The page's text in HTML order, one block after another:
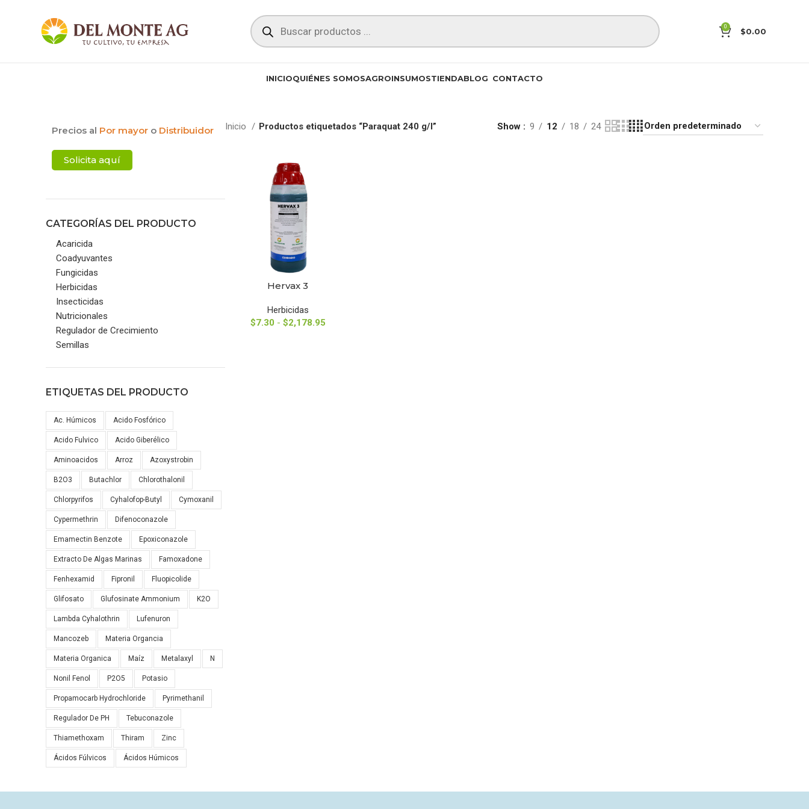
0 $0.00
INICIOQUIÉNES SOMOSAGROINSUMOSTIENDABLOG CONTACTO
Precios al Por mayor o Distribuidor
Solicita aquí
CATEGORÍAS DEL PRODUCTO
Acaricida
Coadyuvantes
Fungicidas
Herbicidas
Insecticidas
Nutricionales
Regulador de Crecimiento
Semillas
ETIQUETAS DEL PRODUCTO
Ac. Húmicos Acido Fosfórico
Acido Fulvico Acido Giberélico
Aminoacidos Arroz Azoxystrobin
B2O3 Butachlor Chlorothalonil
Chlorpyrifos Cyhalofop-Butyl Cymoxanil
Cypermethrin Difenoconazole
Emamectin Benzote Epoxiconazole
Extracto De Algas Marinas Famoxadone
Fenhexamid Fipronil Fluopicolide
Glifosato Glufosinate Ammonium K2O
Lambda Cyhalothrin Lufenuron
Mancozeb Materia Organcia
Materia Organica Maíz Metalaxyl N
Nonil Fenol P2O5 Potasio
Propamocarb Hydrochloride Pyrimethanil
Regulador De PH Tebuconazole
Thiamethoxam Thiram Zinc
Ácidos Fúlvicos Ácidos Húmicos
Inicio Productos etiquetados “Paraquat 240 g/l” Show 9 12 18 24
SELECCIONAR OPCIONES
Hervax 3
Herbicidas
$7.30 - $2,178.95